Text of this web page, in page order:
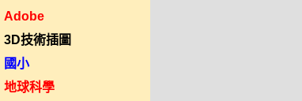
Adobe
3D技術插圖
國小
地球科學